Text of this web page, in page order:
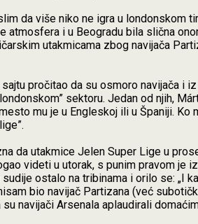
da više niko ne igra u londonskom
atmosfera i u Beogradu bila slična
utakmicama zbog navijača
pročitao da su osmoro navijača i
sektoru. Jedan od njih,
mu je u Engleskoj ili u Španiji.
da utakmice Jelen Super Lige u
videti u utorak, s punim pravom je
ostalo na tribinama i orilo se: „I
bio navijač Partizana (već
su navijači Arsenala aplaudirali